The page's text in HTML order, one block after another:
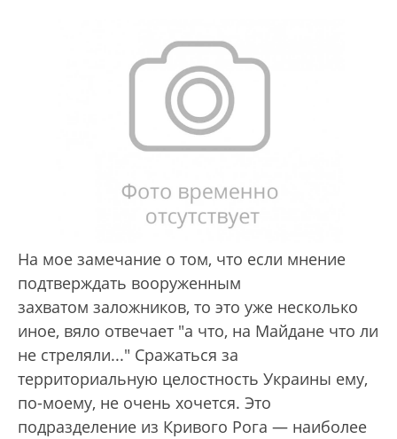
На мое замечание о том, что если мнение
подтверждать вооруженным
захватом заложников, то это уже несколько
иное, вяло отвечает "а что, на Майдане что ли
не стреляли..." Сражаться за
территориальную целостность Украины ему,
по-моему, не очень хочется. Это
подразделение из Кривого Рога — наиболее